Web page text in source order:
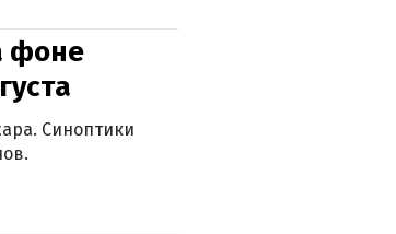
фоне
Синоптики